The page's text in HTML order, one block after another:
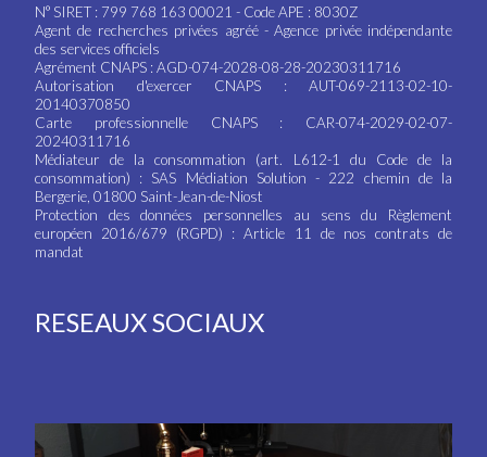
N° SIRET : 799 768 163 00021 - Code APE : 8030Z
Agent de recherches privées agréé - Agence privée indépendante
des services officiels
Agrément CNAPS : AGD-074-2028-08-28-20230311716
Autorisation d'exercer CNAPS : AUT-069-2113-02-10-
20140370850
Carte professionnelle CNAPS : CAR-074-2029-02-07-
20240311716
Médiateur de la consommation (art. L612-1 du Code de la
consommation) : SAS Médiation Solution - 222 chemin de la
Bergerie, 01800 Saint-Jean-de-Niost
Protection des données personnelles au sens du Règlement
européen 2016/679 (RGPD) : Article 11 de nos contrats de
mandat
RESEAUX SOCIAUX